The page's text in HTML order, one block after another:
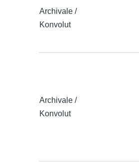
Archivale /
Konvolut
Archivale /
Konvolut